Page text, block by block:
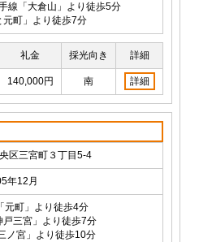
線「大倉山」より徒歩5分
町」より徒歩7分
礼金 採光向き 詳細
140,000円 南 詳細
区三宮町３丁目5-4
年12月
元町」より徒歩4分
戸三宮」より徒歩7分
ノ宮」より徒歩10分